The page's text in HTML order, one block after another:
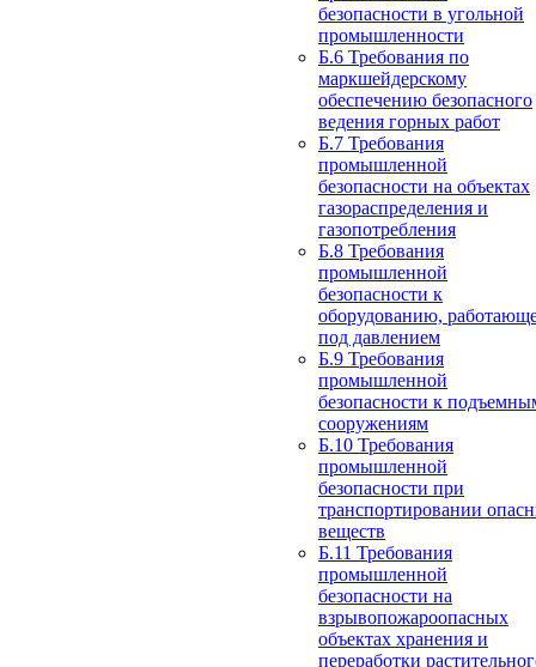
безопасности в угольной
промышленности
Б.6 Требования по
маркшейдерскому
обеспечению безопасного
ведения горных работ
Б.7 Требования
промышленной
безопасности на объектах
газораспределения и
газопотребления
Б.8 Требования
промышленной
безопасности к
оборудованию,
под давлением
Б.9 Требования
промышленной
безопасности к
сооружениям
Б.10 Требования
промышленной
безопасности при
транспортировании
веществ
Б.11 Требования
промышленной
безопасности на
взрывопожароопасных
объектах хранения и
переработки